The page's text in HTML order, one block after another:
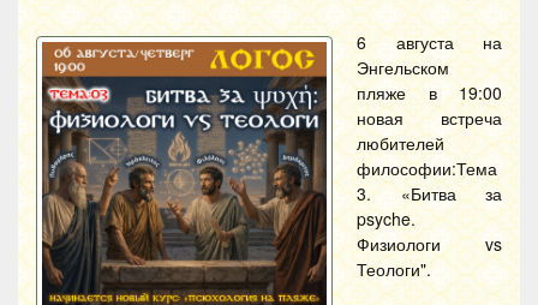
6 августа на
Энгельском
пляже в 19:00
новая встреча
любителей
философии:Тема
3. «Битва за
psyche.
Физиологи vs
Теологи".